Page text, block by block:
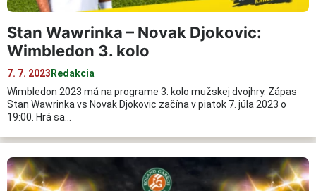
Stan Wawrinka – Novak Djokovic:
Wimbledon 3. kolo
7. 7. 2023 Redakcia
Wimbledon 2023 má na programe 3. kolo mužskej dvojhry. Zápas
Stan Wawrinka vs Novak Djokovic začína v piatok 7. júla 2023 o
19:00. Hrá sa…